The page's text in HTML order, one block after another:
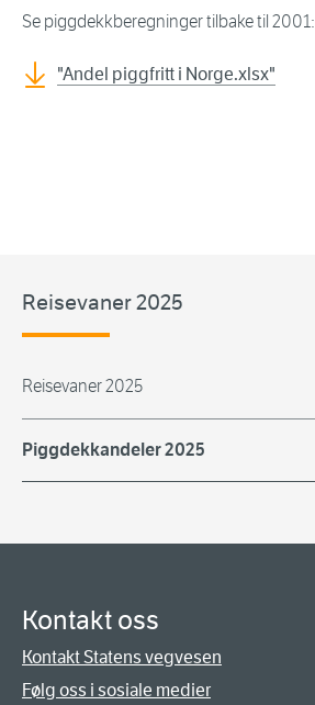
Se piggdekkberegninger tilbake til 2001:
"Andel piggfritt i Norge.xlsx"
Reisevaner 2025
Reisevaner 2025
Piggdekkandeler 2025
Kontakt oss
Kontakt Statens vegvesen
Følg oss i sosiale medier